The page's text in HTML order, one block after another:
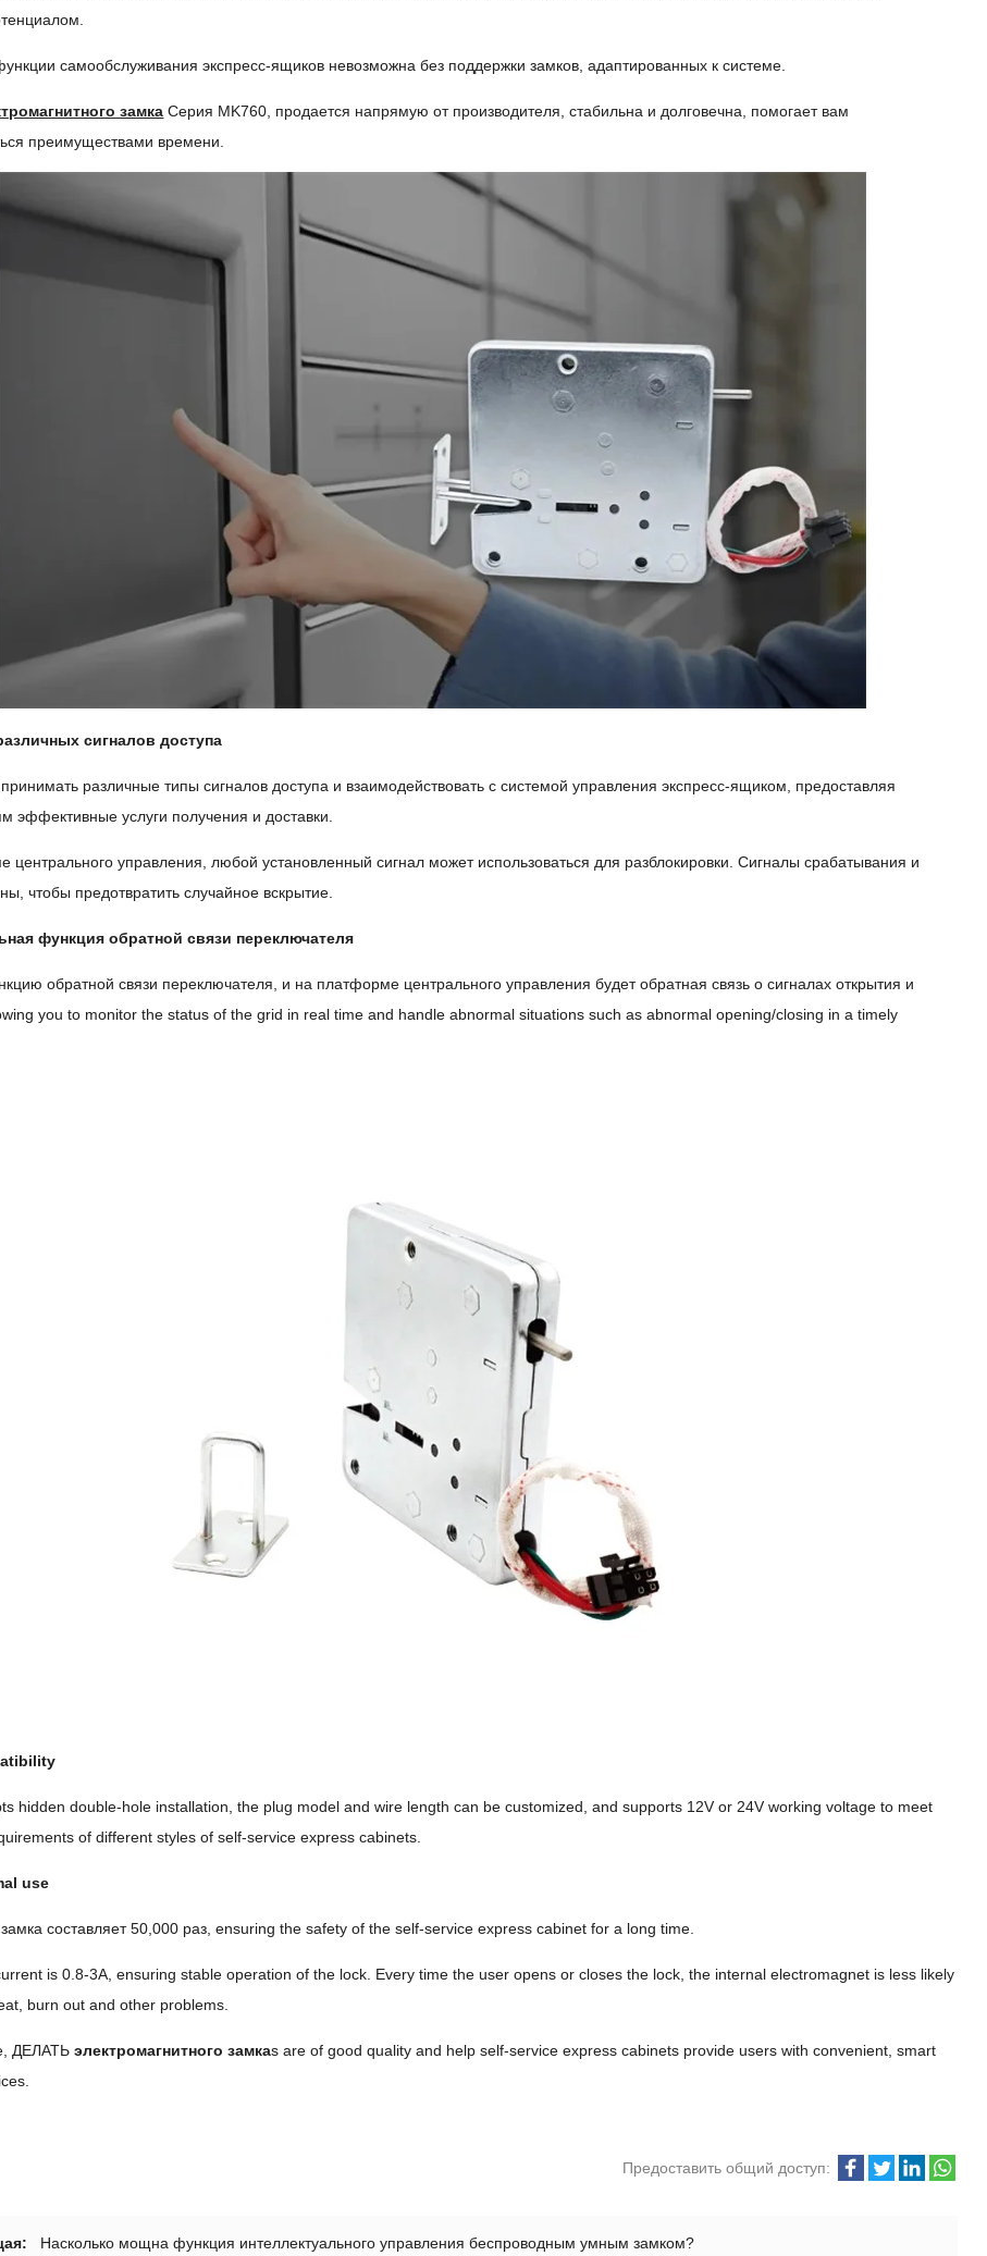
самообслуживания экспресс-ящиков невозможна без поддержки замков, адаптированных к системе.
замка Серия MK760, продается напрямую от производителя, стабильна и долговечна, помогает вам
преимуществами времени.
сигналов доступа
различные типы сигналов доступа и взаимодействовать с системой управления экспресс-ящиком, предоставляя
эффективные услуги получения и доставки.
центрального управления, любой установленный сигнал может использоваться для разблокировки. Сигналы срабатывания и
чтобы предотвратить случайное вскрытие.
функция обратной связи переключателя
обратной связи переключателя, и на платформе центрального управления будет обратная связь о сигналах открытия и
you to monitor the status of the grid in real time and handle abnormal situations such as abnormal opening/closing in a timely
hidden double-hole installation,the plug model and wire length can be customized,and supports 12V or 24V working voltage to meet
of different styles of self-service express cabinets.
use
составляет 50,000 раз,ensuring the safety of the self-service express cabinet for a long time.
is 0.8-3A,ensuring stable operation of the lock. Every time the user opens or closes the lock,the internal electromagnet is less likely
, burn out and other problems.
ДЕЛАТЬэлектромагнитного замкаs are of good quality and help self-service express cabinets provide users with convenient,smart
.
Предоставить общий доступ:
Насколько мощна функция интеллектуального управления беспроводным умным замком?